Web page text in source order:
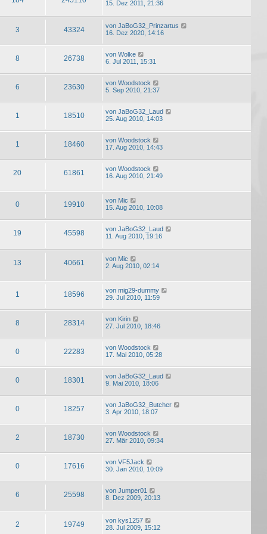
15. Dez 2011, 21:36
3 43324 von JaBoG32_Prinzartus
16. Dez 2020, 14:16
8 26738 von Wolke
6. Jul 2011, 15:31
6 23630 von Woodstock
5. Sep 2010, 21:37
1 18510 von JaBoG32_Laud
25. Aug 2010, 14:03
1 18460 von Woodstock
17. Aug 2010, 14:43
20 61861 von Woodstock
16. Aug 2010, 21:49
0 19910 von Mic
15. Aug 2010, 10:08
19 45598 von JaBoG32_Laud
11. Aug 2010, 19:16
13 40661 von Mic
2. Aug 2010, 02:14
1 18596 von mig29-dummy
29. Jul 2010, 11:59
8 28314 von Kirin
27. Jul 2010, 18:46
0 22283 von Woodstock
17. Mai 2010, 05:28
0 18301 von JaBoG32_Laud
9. Mai 2010, 18:06
0 18257 von JaBoG32_Butcher
3. Apr 2010, 18:07
2 18730 von Woodstock
27. Mär 2010, 09:34
0 17616 von VF5Jack
30. Jan 2010, 10:09
6 25598 von Jumper01
8. Dez 2009, 20:13
2 19749 von kys1257
28. Jul 2009, 15:12